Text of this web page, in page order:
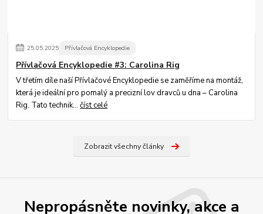
25.05.2025 Přívlačová Encyklopedie
Přívlačová Encyklopedie #3: Carolina Rig
V třetím díle naší Přívlačové Encyklopedie se zaměříme na montáž,
která je ideální pro pomalý a precizní lov dravců u dna – Carolina
Rig. Tato technik...číst celé
Zobrazit všechny články
Nepropásněte novinky, akce a